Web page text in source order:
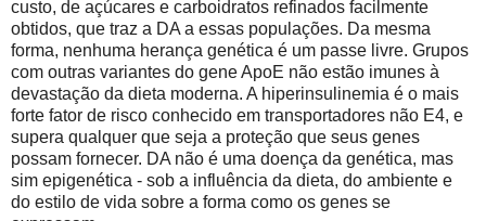
custo, de açúcares e carboidratos refinados facilmente
obtidos, que traz a DA a essas populações. Da mesma
forma, nenhuma herança genética é um passe livre. Grupos
com outras variantes do gene ApoE não estão imunes à
devastação da dieta moderna. A hiperinsulinemia é o mais
forte fator de risco conhecido em transportadores não E4, e
supera qualquer que seja a proteção que seus genes
possam fornecer. DA não é uma doença da genética, mas
sim epigenética - sob a influência da dieta, do ambiente e
do estilo de vida sobre a forma como os genes se